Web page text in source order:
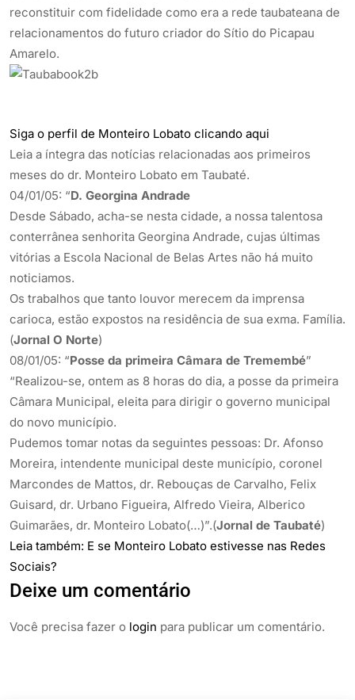
reconstituir com fidelidade como era a rede taubateana de
relacionamentos do futuro criador do Sítio do Picapau
Amarelo.
Siga o perfil de Monteiro Lobato clicando aqui
Leia a íntegra das notícias relacionadas aos primeiros
meses do dr. Monteiro Lobato em Taubaté.
04/01/05: “D. Georgina Andrade
Desde Sábado, acha-se nesta cidade, a nossa talentosa
conterrânea senhorita Georgina Andrade, cujas últimas
vitórias a Escola Nacional de Belas Artes não há muito
noticiamos.
Os trabalhos que tanto louvor merecem da imprensa
carioca, estão expostos na residência de sua exma. Família.
(Jornal O Norte)
08/01/05: “Posse da primeira Câmara de Tremembé”
“Realizou-se, ontem as 8 horas do dia, a posse da primeira
Câmara Municipal, eleita para dirigir o governo municipal
do novo município.
Pudemos tomar notas da seguintes pessoas: Dr. Afonso
Moreira, intendente municipal deste município, coronel
Marcondes de Mattos, dr. Rebouças de Carvalho, Felix
Guisard, dr. Urbano Figueira, Alfredo Vieira, Alberico
Guimarães, dr. Monteiro Lobato(…)”.(Jornal de Taubaté)
Leia também: E se Monteiro Lobato estivesse nas Redes
Sociais?
Deixe um comentário
Você precisa fazer o login para publicar um comentário.